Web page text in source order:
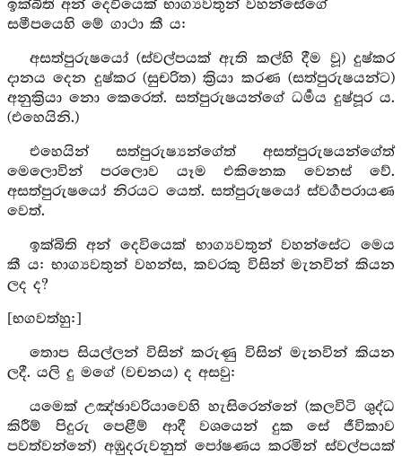
ඉක්බිති අන් දෙවියෙක් භාග්‍යවතුන් වහන්සේගේ
සමීපයෙහි මේ ගාථා කී ය:
අසත්පුරුෂයෝ (ස්වල්පයක් ඇති කල්හි දීම වූ) දුෂ්කර
දානය දෙන දුෂ්කර (සුචරිත) ක්‍රියා කරණ (සත්පුරුෂයන්ට)
අනුක්‍රියා නො කෙරෙත්. සත්පුරුෂයන්ගේ ධර්‍මය දුෂ්පූර ය.
(එහෙයිනි.)
එහෙයින් සත්පුරුෂ්‍යන්ගේත් අසත්පුරුෂයන්ගේත්
මෙලොවින් පරලොව යෑම එකිනෙක වෙනස් වේ.
අසත්පුරුෂයෝ නිරයට යෙත්. සත්පුරුෂයෝ ස්වර්‍ගපරායණ
වෙත්.
ඉක්බිති අන් දෙවියෙක් භාග්‍යවතුන් වහන්සේට මෙය
කී ය: භාග්‍යවතුන් වහන්ස, කවරකු විසින් මැනවින් කියන
ලද ද?
[භගවත්හු:]
තොප සියල්ලන් විසින් කරුණු විසින් මැනවින් කියන
ලදී. යලි දු මගේ (වචනය) ද අසවු:
යමෙක් උඤ්ඡාවරියාවෙහි හැසිරෙන්නේ (කලවිටි ශුද්ධ
කිරීම් පිදුරු පෙළීම් ආදී වශයෙන් දුක සේ ජීවිකාව
පවත්වන්නේ) අඹුදරුවනුත් පෝෂණය කරමින් ස්වල්පයක්